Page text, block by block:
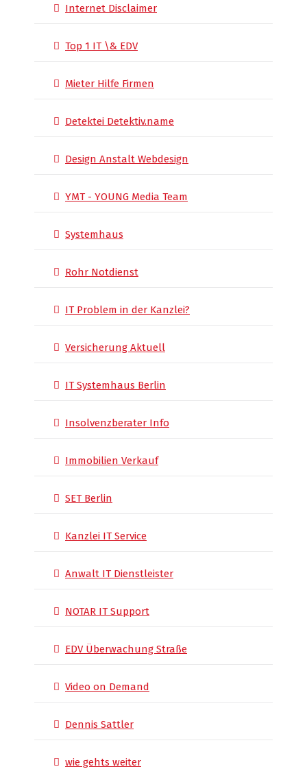
Internet Disclaimer
Top 1 IT \& EDV
Mieter Hilfe Firmen
Detektei Detektiv.name
Design Anstalt Webdesign
YMT - YOUNG Media Team
Systemhaus
Rohr Notdienst
IT Problem in der Kanzlei?
Versicherung Aktuell
IT Systemhaus Berlin
Insolvenzberater Info
Immobilien Verkauf
SET Berlin
Kanzlei IT Service
Anwalt IT Dienstleister
NOTAR IT Support
EDV Überwachung Straße
Video on Demand
Dennis Sattler
wie gehts weiter